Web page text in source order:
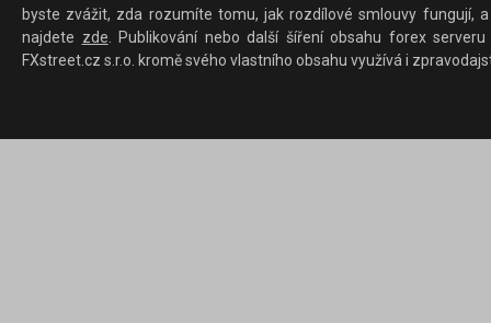
byste zvážit, zda rozumíte tomu, jak rozdílové smlouvy fungují,
najdete zde. Publikování nebo další šíření obsahu forex
FXstreet.cz s.r.o. kromě svého vlastního obsahu využívá i